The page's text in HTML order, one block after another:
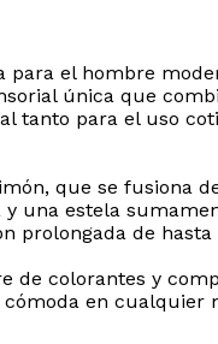
para el hombre
única que
tanto para el uso
que se fusiona
una estela
prolongada de hasta
de colorantes y
en cualquier